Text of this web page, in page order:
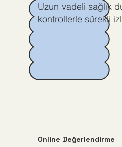
Uzun vadeli sağlık
kontrollerle sürekli
Online Değerlendirme